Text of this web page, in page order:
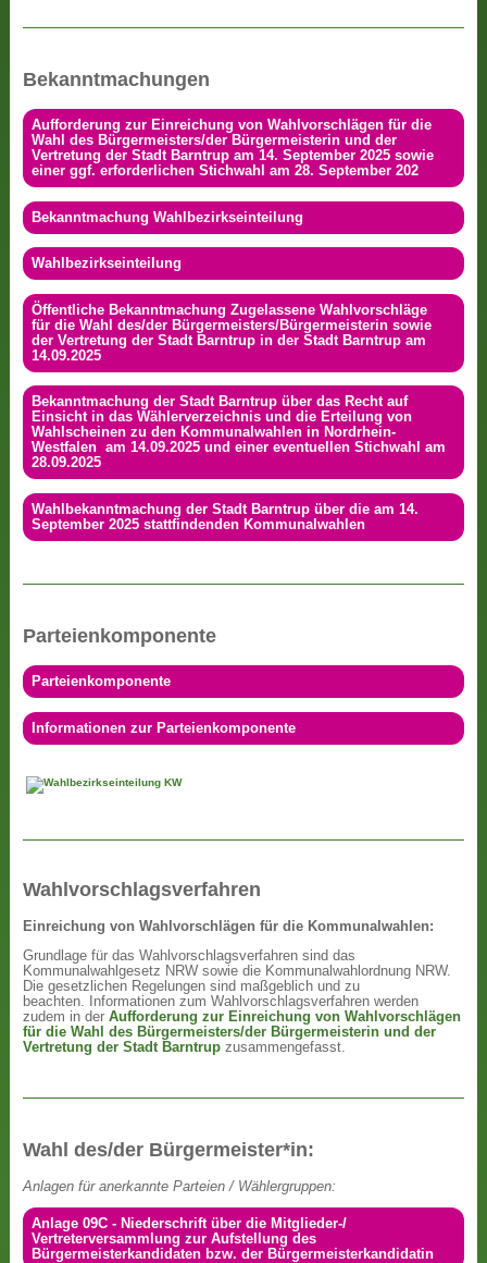
Bekanntmachungen
Aufforderung zur Einreichung von Wahlvorschlägen für die
Wahl des Bürgermeisters/der Bürgermeisterin und der
Vertretung der Stadt Barntrup am 14. September 2025 sowie
einer ggf. erforderlichen Stichwahl am 28. September 202
Bekanntmachung Wahlbezirkseinteilung
Wahlbezirkseinteilung
Öffentliche Bekanntmachung Zugelassene Wahlvorschläge
für die Wahl des/der Bürgermeisters/Bürgermeisterin sowie
der Vertretung der Stadt Barntrup in der Stadt Barntrup am
14.09.2025
Bekanntmachung der Stadt Barntrup über das Recht auf
Einsicht in das Wählerverzeichnis und die Erteilung von
Wahlscheinen zu den Kommunalwahlen in Nordrhein-
Westfalen am 14.09.2025 und einer eventuellen Stichwahl am
28.09.2025
Wahlbekanntmachung der Stadt Barntrup über die am 14.
September 2025 stattfindenden Kommunalwahlen
Parteienkomponente
Parteienkomponente
Informationen zur Parteienkomponente
Wahlvorschlagsverfahren
Einreichung von Wahlvorschlägen für die Kommunalwahlen:
Grundlage für das Wahlvorschlagsverfahren sind das
Kommunalwahlgesetz NRW sowie die Kommunalwahlordnung NRW.
Die gesetzlichen Regelungen sind maßgeblich und zu
beachten. Informationen zum Wahlvorschlagsverfahren werden
zudem in derAufforderung zur Einreichung von Wahlvorschlägen
für die Wahl des Bürgermeisters/der Bürgermeisterin und der
Vertretung der Stadt Barntrup zusammengefasst.
Wahl des/der Bürgermeister*in:
Anlagen für anerkannte Parteien / Wählergruppen:
Anlage 09C - Niederschrift über die Mitglieder-/
Vertreterversammlung zur Aufstellung des
Bürgermeisterkandidaten bzw. der Bürgermeisterkandidatin